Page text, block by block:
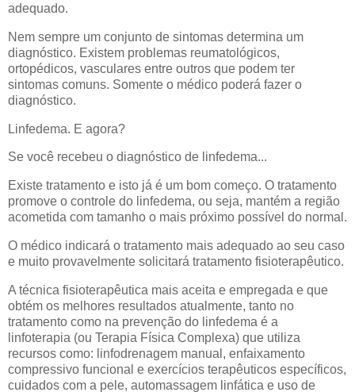
adequado.
Nem sempre um conjunto de sintomas determina um
diagnóstico. Existem problemas reumatológicos,
ortopédicos, vasculares entre outros que podem ter
sintomas comuns. Somente o médico poderá fazer o
diagnóstico.
Linfedema. E agora?
Se você recebeu o diagnóstico de linfedema...
Existe tratamento e isto já é um bom começo. O tratamento
promove o controle do linfedema, ou seja, mantém a região
acometida com tamanho o mais próximo possível do normal.
O médico indicará o tratamento mais adequado ao seu caso
e muito provavelmente solicitará tratamento fisioterapêutico.
A técnica fisioterapêutica mais aceita e empregada e que
obtém os melhores resultados atualmente, tanto no
tratamento como na prevenção do linfedema é a
linfoterapia (ou Terapia Física Complexa) que utiliza
recursos como: linfodrenagem manual, enfaixamento
compressivo funcional e exercícios terapêuticos específicos,
cuidados com a pele, automassagem linfática e uso de